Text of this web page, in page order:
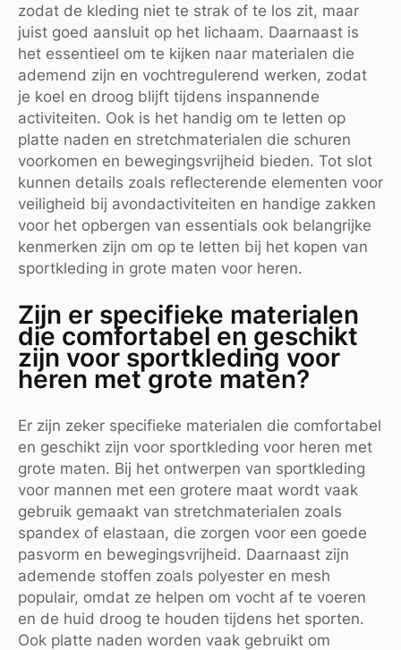
zodat de kleding niet te strak of te los zit, maar
juist goed aansluit op het lichaam. Daarnaast is
het essentieel om te kijken naar materialen die
ademend zijn en vochtregulerend werken, zodat
je koel en droog blijft tijdens inspannende
activiteiten. Ook is het handig om te letten op
platte naden en stretchmaterialen die schuren
voorkomen en bewegingsvrijheid bieden. Tot slot
kunnen details zoals reflecterende elementen voor
veiligheid bij avondactiviteiten en handige zakken
voor het opbergen van essentials ook belangrijke
kenmerken zijn om op te letten bij het kopen van
sportkleding in grote maten voor heren.
Zijn er specifieke materialen
die comfortabel en geschikt
zijn voor sportkleding voor
heren met grote maten?
Er zijn zeker specifieke materialen die comfortabel
en geschikt zijn voor sportkleding voor heren met
grote maten. Bij het ontwerpen van sportkleding
voor mannen met een grotere maat wordt vaak
gebruik gemaakt van stretchmaterialen zoals
spandex of elastaan, die zorgen voor een goede
pasvorm en bewegingsvrijheid. Daarnaast zijn
ademende stoffen zoals polyester en mesh
populair, omdat ze helpen om vocht af te voeren
en de huid droog te houden tijdens het sporten.
Ook platte naden worden vaak gebruikt om